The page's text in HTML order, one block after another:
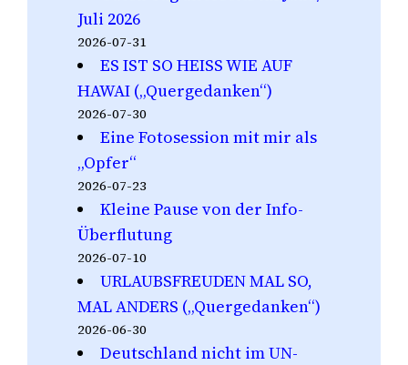
Juli 2026
2026-07-31
ES IST SO HEISS WIE AUF
HAWAI („Quergedanken“)
2026-07-30
Eine Fotosession mit mir als
„Opfer“
2026-07-23
Kleine Pause von der Info-
Überflutung
2026-07-10
URLAUBSFREUDEN MAL SO,
MAL ANDERS („Quergedanken“)
2026-06-30
Deutschland nicht im UN-